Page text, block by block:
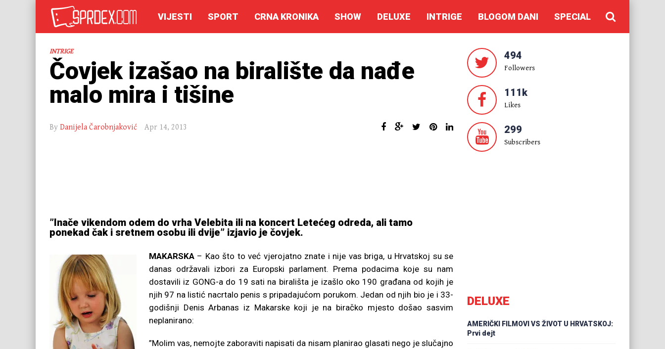
VIJESTI SPORT CRNA KRONIKA SHOW DELUXE INTRIGE BLOGOM DANI SPECIAL
INTRIGE
Čovjek izašao na biralište da nađe
malo mira i tišine
By Danijela Čarobnjaković Apr 14, 2013
”Inače vikendom odem do vrha Velebita ili na koncert Letećeg odreda, ali tamo
ponekad čak i sretnem osobu ili dvije” izjavio je čovjek.
MAKARSKA – Kao što to već vjerojatno znate i nije vas briga, u Hrvatskoj su se
danas održavali izbori za Europski parlament. Prema podacima koje su nam
dostavili iz GONG-a do 19 sati na birališta je izašlo oko 190 građana od kojih je
njih 97 na listić nacrtalo penis s pripadajućom porukom. Jedan od njih bio je i 33-
godišnji Denis Arbanas iz Makarske koji je na biračko mjesto došao sasvim
neplanirano:
”Molim vas, nemojte zaboraviti napisati da nisam planirao glasati nego je slučajno
494
Followers
111k
Likes
299
Subscribers
DELUXE
AMERIČKI FILMOVI VS ŽIVOT U HRVATSKOJ:
Prvi dejt